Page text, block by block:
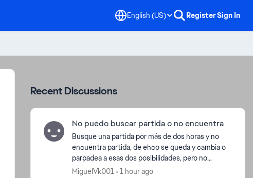
English (US) RegisterSign In
Recent Discussions
No puedo buscar partida o no encuentra
Busque una partida por más de dos horas y no
encuentra partida, de ehco se queda y cambia o
parpadea a esas dos posibilidades, pero no
encuentra nada, ya desistale, ya instale no se que
MiguelVk001 1 hour ago